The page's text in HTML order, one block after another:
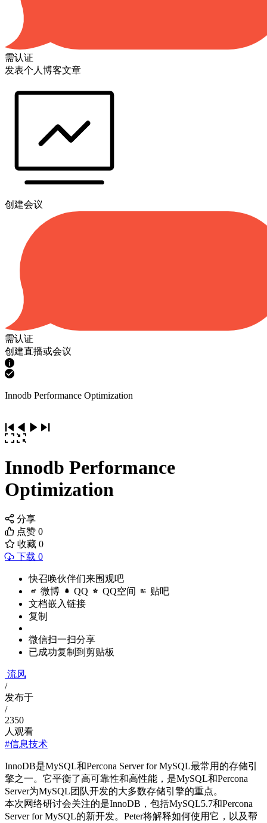
需认证
发表个人博客文章
创建会议
需认证
创建直播或会议
Innodb Performance Optimization
Innodb Performance
Optimization
分享
点赞 0
收藏 0
下载 0
快召唤伙伴们来围观吧
微博 QQ QQ空间 贴吧
文档嵌入链接
复制
微信扫一扫分享
已成功复制到剪贴板
流风
/
发布于
/
2350
人观看
#信息技术
InnoDB是MySQL和Percona Server for MySQL最常用的存储引
擎之一。它平衡了高可靠性和高性能，是MySQL和Percona
Server为MySQL团队开发的大多数存储引擎的重点。
本次网络研讨会关注的是InnoDB，包括MySQL5.7和Percona
Server for MySQL的新开发。Peter将解释如何使用它，以及帮